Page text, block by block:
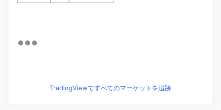
TradingViewですべてのマーケットを追跡